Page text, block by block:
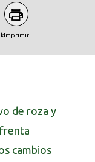
Imprimir
de roza y
cambios